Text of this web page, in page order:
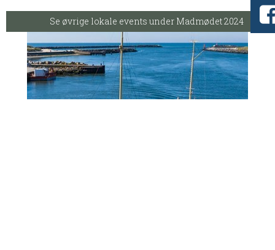
Se øvrige lokale events under Madmødet 2024